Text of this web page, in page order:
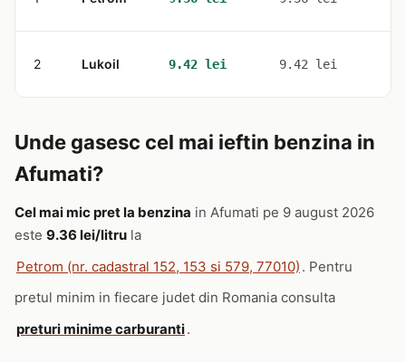
2 Lukoil 9.42 lei 9.42 lei
Unde gasesc cel mai ieftin benzina in
Afumati?
Cel mai mic pret la benzina in Afumati pe 9 august 2026
este 9.36 lei/litru la
Petrom (nr. cadastral 152, 153 si 579, 77010) . Pentru
pretul minim in fiecare judet din Romania consulta
preturi minime carburanti.